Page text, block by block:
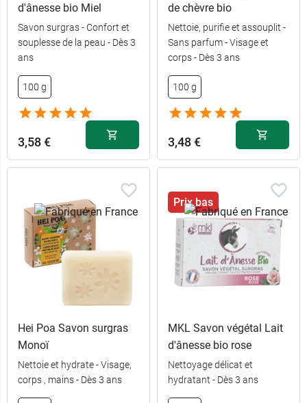
d'ânesse bio Miel
Savon surgras - Confort et
souplesse de la peau - Dès 3
ans
100 g
3,58 €
de chèvre bio
Nettoie, purifie et assouplit -
Sans parfum - Visage et
corps - Dès 3 ans
100 g
3,48 €
Hei Poa Savon surgras
Monoï
Nettoie et hydrate - Visage,
corps , mains - Dès 3 ans
Prix bas
MKL Savon végétal Lait
d'ânesse bio rose
Nettoyage délicat et
hydratant - Dès 3 ans